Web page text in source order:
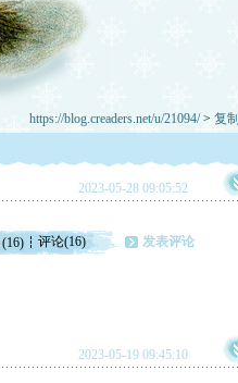
https://blog.creaders.net/u/21094/> 复制
2023-05-28 09:05:52
(16) 评论(16) 发表评论
2023-05-19 09:45:10